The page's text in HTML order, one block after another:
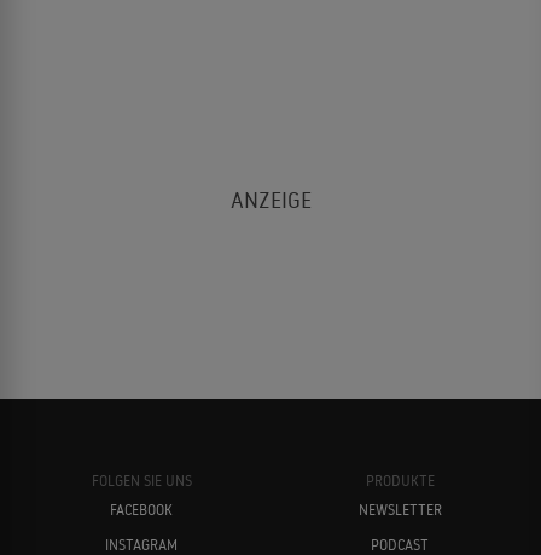
FOLGEN SIE UNS
FACEBOOK
INSTAGRAM
PRODUKTE
NEWSLETTER
PODCAST